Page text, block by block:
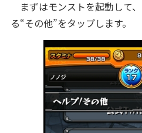
まずはモンストを起動して
る“その他”をタップします。